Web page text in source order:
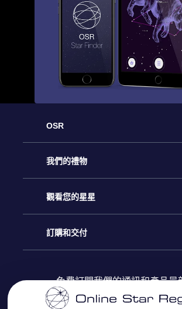
OSR
客戶服務
聯繫我們
博客
評論
我們的禮物
Online Star禮物
OSR禮物包
OSR 禮物卡
觀看您的星星
星星注册
個性化的Star Page
訂購和交付
付款資訊
免費訂閱我們的通訊和產品最